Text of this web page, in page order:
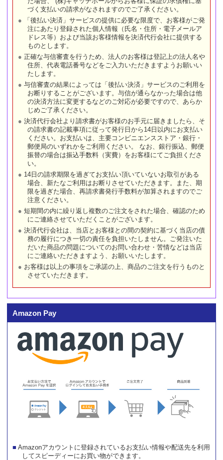
づく支払いの請求がなされますのでご了承ください。
「後払い決済」サービスの提供に必要な限度で、お客様がご発
注にあたり登録された個人情報（氏名・住所・電子メールア
ドレス等）および当該お客様情報を決済代行会社に提供する
ものとします。
正確な与信審査を行うため、法人のお客様は登記上の法人名や
住所、代表電話番号などをご入力いただきますようお願いい
たします。
与信審査の結果によっては「後払い決済」サービスのご利用を
お断りすることがございます。与信が通らなかった場合は他
の決済方法に変更するなどのご対応が必要ですので、あらか
じめご了承ください。
決済代行会社より請求書がお客様のお手元に届きましたら、そ
の請求書の記載事項に従って発行日から14日以内にお支払い
ください。お支払いは、主要コンビニエンスストア・銀行・
郵便局のいずれかをご利用ください。 なお、銀行振込、郵便
振替の場合は振込手数料（実費）をお客様にてご負担くださ
い。
14日の請求期限を過ぎてお支払い頂いていないお取引がある
場合、新たなご利用はお断りさせていただきます。また、期
限を過ぎた場合、再請求書発行手数料が加算されますのでご
注意ください。
短期間の内に繰り返し複数のご注文をされた場合、確認のため
にご連絡させていただくことがございます。
決済代行会社は、当店とお客様との間の契約に基づく当店の債
務の履行につき一切の責任を負担いたしません。ご発注いた
だいた商品の問題についてのお問い合わせ・苦情などは当店
にご連絡いただきますよう、お願いいたします。
お客様は以上の事項をご承諾の上、商品のご注文を行うものと
させていただきます。
Amazon Pay
Amazonアカウントに登録されているお支払い情報や配送先を利用
してスピーディーにお買い物ができます。